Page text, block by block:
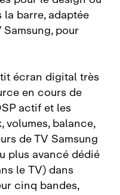
barre, adaptée
pour
écran digital très
en cours de
actif et les
volumes, balance,
de TV Samsung
plus avancé dédié
le TV) dans
cinq bandes,